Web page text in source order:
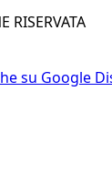
RISERVATA
su Google